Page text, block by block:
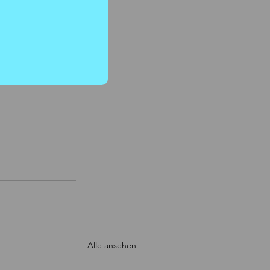
Alle ansehen